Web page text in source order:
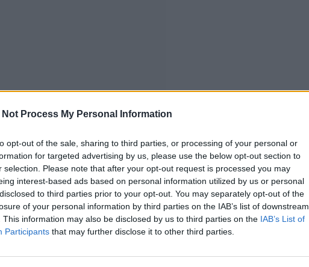
Not Process My Personal Information
opt-out of the sale, sharing to third parties, or processing of your personal or
for targeted advertising by us, please use the below opt-out section to
selection. Please note that after your opt-out request is processed you may
interest-based ads based on personal information utilized by us or personal
to third parties prior to your opt-out. You may separately opt-out of the
of your personal information by third parties on the IAB’s list of downstream
This information may also be disclosed by us to third parties on the IAB’s List of
Participants that may further disclose it to other third parties.